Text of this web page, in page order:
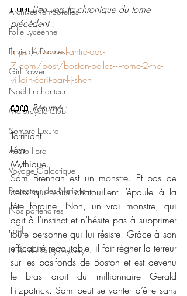
Archives Temporelles
Folie Lycéenne
Envie de Drames
Girl Power
Noël Enchanteur
Motorcycle Club
Sombre Luxure
Audio libre
Voyage Galactique
Protecteur des Nations
Nos partenaires
noêl
Envie de Cosy Mystery
📜📜 Lien vers la chronique du tome
précédent :
https://www.l-antre-des-
7.com/post/boston-belles-~-tome-2-the-
villain-écrit-par-l-j-shen
📖📖 Résumé :
Terrifiant.
Létal.
Mythique.
Sam Brennan est un monstre. Et pas de
ceux qui vous chatouillent l’épaule à la
fête foraine. Non, un vrai monstre, qui
agit à l’instinct et n’hésite pas à supprimer
toute personne qui lui résiste. Grâce à son
efficacité redoutable, il fait régner la terreur
sur les bas-fonds de Boston et est devenu
le bras droit du millionnaire Gerald
Fitzpatrick. Sam peut se vanter d’être sans